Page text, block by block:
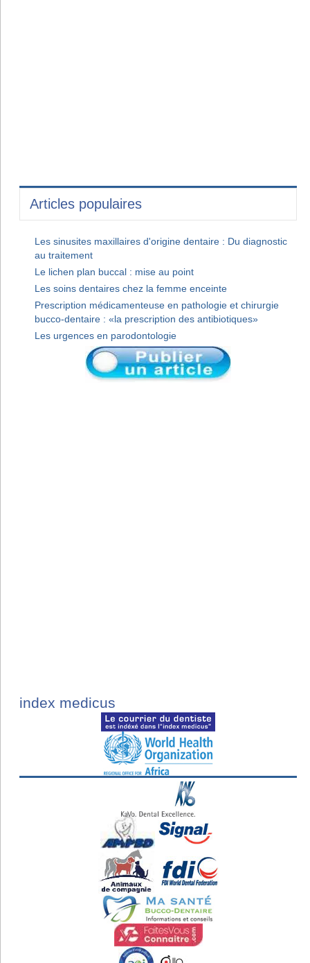
Articles populaires
Les sinusites maxillaires d'origine dentaire : Du diagnostic
au traitement
Le lichen plan buccal : mise au point
Les soins dentaires chez la femme enceinte
Prescription médicamenteuse en pathologie et chirurgie
bucco-dentaire : «la prescription des antibiotiques»
Les urgences en parodontologie
index medicus